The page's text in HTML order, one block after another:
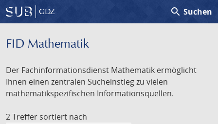
GDZ search Suchen
FID Mathematik
Der Fachinformationsdienst Mathematik ermöglicht
Ihnen einen zentralen Sucheinstieg zu vielen
mathematikspezifischen Informationsquellen.
2 Treffer sortiert nach